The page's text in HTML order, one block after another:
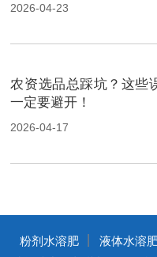
2026-04-23
农资选品总踩坑？这些
一定要避开！
2026-04-17
粉剂水溶肥 液体水溶